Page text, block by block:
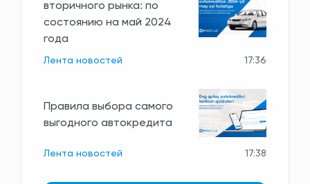
вторичного рынка: по
состоянию на май 2024
года
Лента новостей 17:36
Правила выбора самого
выгодного автокредита
Лента новостей 17:38